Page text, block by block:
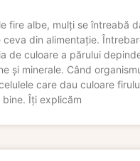
fire albe, mulți se întreabă
ceva din alimentație.
de culoare a părului
și minerale. Când
care dau culoare
Îți explicăm